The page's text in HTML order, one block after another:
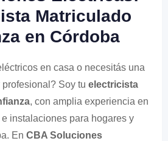
Matriculado
en Córdoba
en casa o necesitás una
Soy tu electricista
, con amplia experiencia en
instalaciones para hogares y
En CBA Soluciones